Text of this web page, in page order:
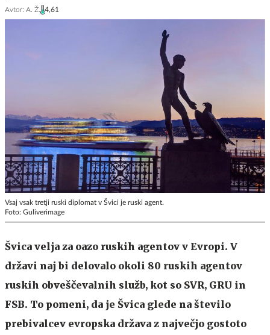
Avtor: A. Ž. 4,61
Vsaj vsak tretji ruski diplomat v Švici je ruski agent.
Foto: Guliverimage
Švica velja za oazo ruskih agentov v Evropi. V
državi naj bi delovalo okoli 80 ruskih agentov
ruskih obveščevalnih služb, kot so SVR, GRU in
FSB. To pomeni, da je Švica glede na število
prebivalcev evropska država z največjo gostoto